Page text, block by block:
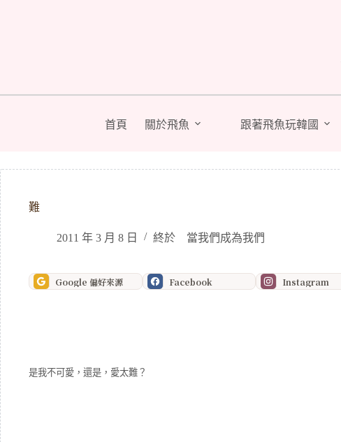
容
首頁 關於飛魚 跟著飛魚玩韓國
難
2011 年 3 月 8 日 終於 當我們成為我們
Google 偏好來源 Facebook Instagram
是我不可愛，還是，愛太難？